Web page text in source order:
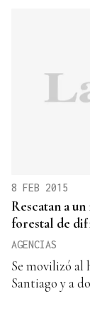
8 FEB 2015
Rescatan a
forestal de
AGENCIAS
Se movilizó al
Santiago y a